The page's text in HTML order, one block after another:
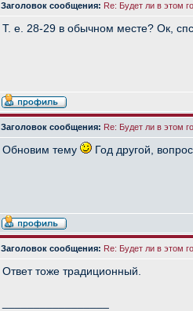
Заголовок сообщения: Re: Будет ли в этом
Т. е. 28-29 в обычном месте? Ок,
Заголовок сообщения: Re: Будет ли в этом
Обновим тему Год другой,
Заголовок сообщения: Re: Будет ли в этом
Ответ тоже традиционный.